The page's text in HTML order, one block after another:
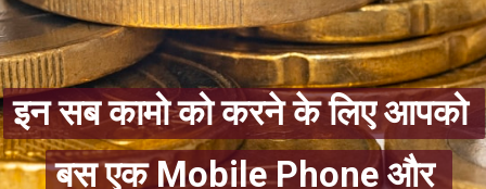
इन सब कामो को करने के लिए आपको
बस एक Mobile Phone और
इन सब कामो को करने के लिए आपको
बस एक Mobile Phone और